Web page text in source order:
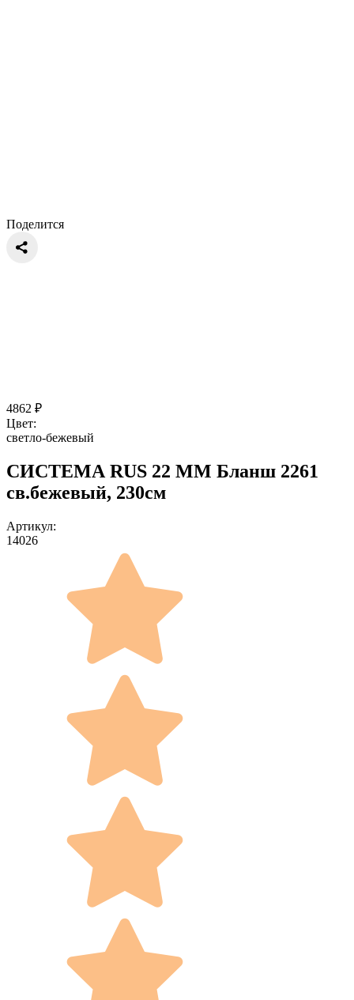
Поделится
4862 ₽
Цвет:
светло-бежевый
СИСТЕМА RUS 22 ММ Бланш 2261
св.бежевый, 230см
Артикул:
14026